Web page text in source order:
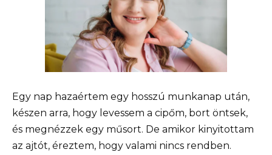
Egy nap hazaértem egy hosszú munkanap után,
készen arra, hogy levessem a cipőm, bort öntsek,
és megnézzek egy műsort. De amikor kinyitottam
az ajtót, éreztem, hogy valami nincs rendben.